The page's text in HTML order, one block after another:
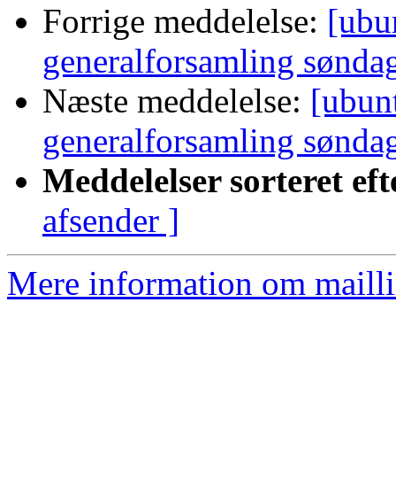
Forrige meddelelse:
generalforsamling
Næste meddelelse:
generalforsamling
Meddelelser sorteret
afsender ]
Mere information om